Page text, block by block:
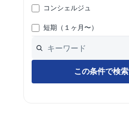
コンシェルジュ
短期（１ヶ月〜）
この条件で検索